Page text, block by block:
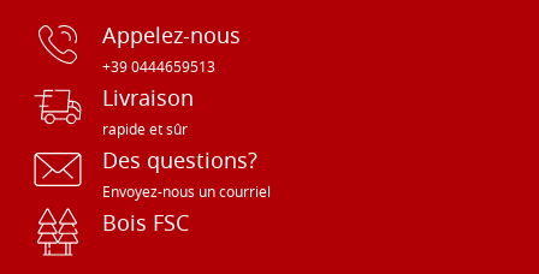
Appelez-nous
+39 0444659513
Livraison
rapide et sûr
Des questions?
Envoyez-nous un courriel
Bois FSC